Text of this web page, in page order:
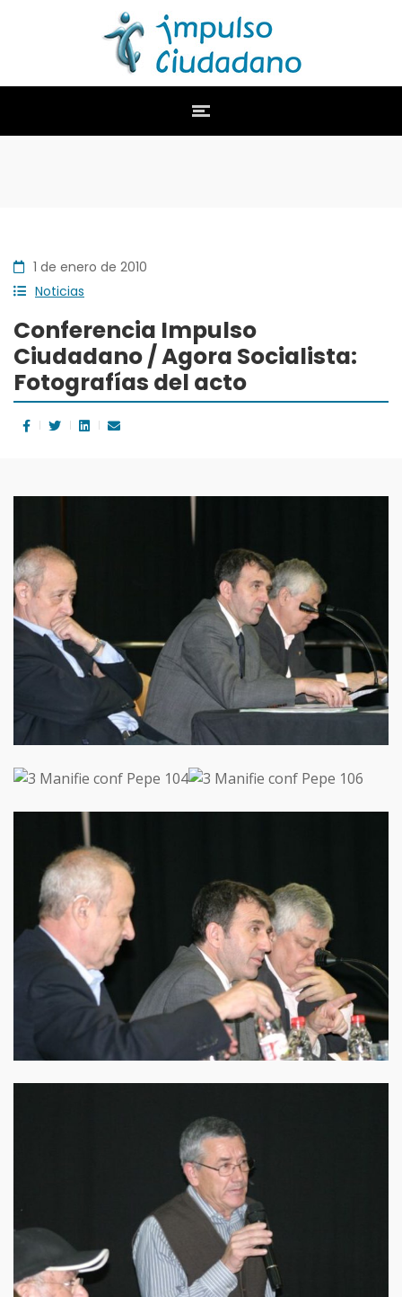
1 de enero de 2010
Noticias
Conferencia Impulso
Ciudadano / Agora Socialista:
Fotografías del acto